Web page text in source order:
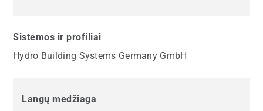
Sistemos ir profiliai
Hydro Building Systems Germany GmbH
Langų medžiaga